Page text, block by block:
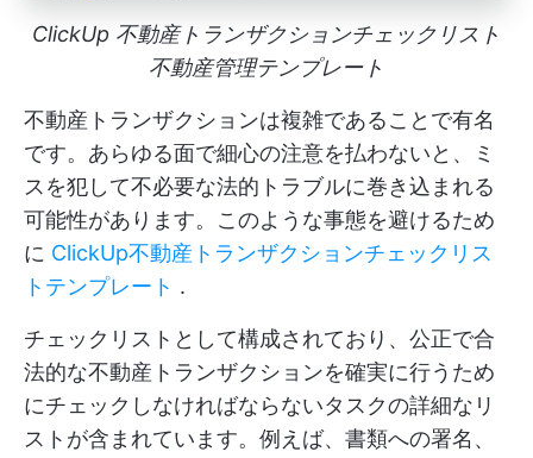
ClickUp 不動産トランザクションチェックリスト
不動産管理テンプレート
不動産トランザクションは複雑であることで有名
です。あらゆる面で細心の注意を払わないと、ミ
スを犯して不必要な法的トラブルに巻き込まれる
可能性があります。このような事態を避けるため
に ClickUp不動産トランザクションチェックリス
トテンプレート .
チェックリストとして構成されており、公正で合
法的な不動産トランザクションを確実に行うため
にチェックしなければならないタスクの詳細なリ
ストが含まれています。例えば、書類への署名、